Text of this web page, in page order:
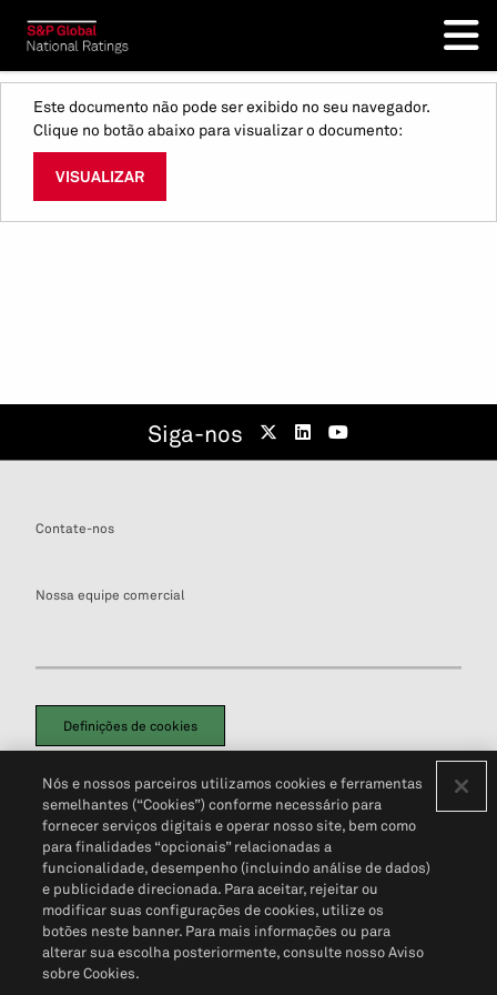
Este documento não pode ser exibido no seu navegador.
Clique no botão abaixo para visualizar o documento:
VISUALIZAR
Siga-nos
Contate-nos
Nossa equipe comercial
Definições de cookies
Política de PrivacidadePortal de privacidade do cliente (em inglês)
Não Venda Minhas Informações Pessoais© 2026 S&P Global
Nós e nossos parceiros utilizamos cookies e ferramentas
semelhantes (“Cookies”) conforme necessário para
fornecer serviços digitais e operar nosso site, bem como
para finalidades “opcionais” relacionadas a
funcionalidade, desempenho (incluindo análise de dados)
e publicidade direcionada. Para aceitar, rejeitar ou
modificar suas configurações de cookies, utilize os
botões neste banner. Para mais informações ou para
alterar sua escolha posteriormente, consulte nosso Aviso
sobre Cookies.